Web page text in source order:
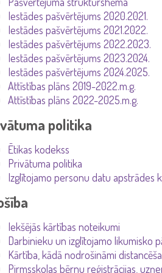
Iestādes pašvērtējums 2020.2021.
Iestādes pašvērtējums 2021.2022.
Iestādes pašvērtējums 2022.2023.
Iestādes pašvērtējums 2023.2024.
Iestādes pašvērtējums 2024.2025.
Attīstības plāns 2019-2022.m.g.
Attīstības plāns 2022-2025.m.g.
politika
Ētikas kodekss
Privātuma politika
Izglītojamo personu datu apstrādes
Iekšējās kārtības noteikumi
Darbinieku un izglītojamo likumisko
Kārtība, kādā nodrošināmi
Pirmsskolas bērnu reģistrācijas,